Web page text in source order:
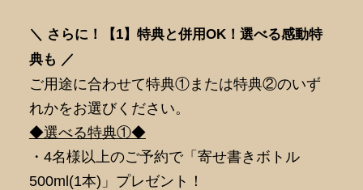
＼ さらに！【1】特典と併用OK！選べる感動特
典も ／
ご用途に合わせて特典①または特典②のいず
れかをお選びください。
◆選べる特典①◆
・4名様以上のご予約で「寄せ書きボトル
500ml(1本)」プレゼント！